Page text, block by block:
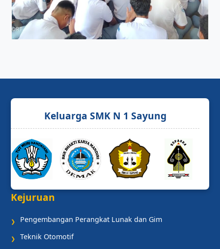
Keluarga SMK N 1 Sayung
Kejuruan
❯ Pengembangan Perangkat Lunak dan Gim
❯ Teknik Otomotif